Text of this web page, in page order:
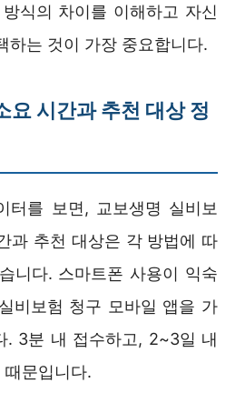
식의 차이를 이해하고 자신
하는 것이 가장 중요합니다.
요 시간과 추천 대상 정
터를 보면, 교보생명 실비보
과 추천 대상은 각 방법에 따
니다. 스마트폰 사용이 익숙
비보험 청구 모바일 앱을 가
. 3분 내 접수하고, 2~3일 내
때문입니다.